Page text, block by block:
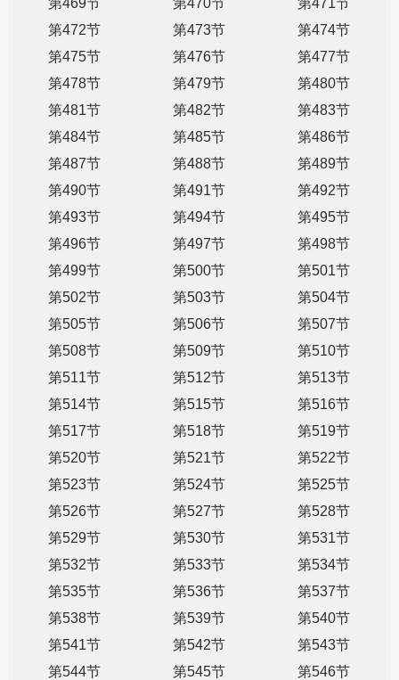
第469节 第470节
第471节
第472节
第473节
第474节
第475节
第476节
第477节
第478节
第479节
第480节
第481节
第482节
第483节
第484节
第485节
第486节
第487节
第488节
第489节
第490节
第491节
第492节
第493节
第494节
第495节
第496节
第497节
第498节
第499节
第500节
第501节
第502节
第503节
第504节
第505节
第506节
第507节
第508节
第509节
第510节
第511节
第512节
第513节
第514节
第515节
第516节
第517节
第518节
第519节
第520节
第521节
第522节
第523节
第524节
第525节
第526节
第527节
第528节
第529节
第530节
第531节
第532节
第533节
第534节
第535节
第536节
第537节
第538节
第539节
第540节
第541节
第542节
第543节
第544节
第545节
第546节